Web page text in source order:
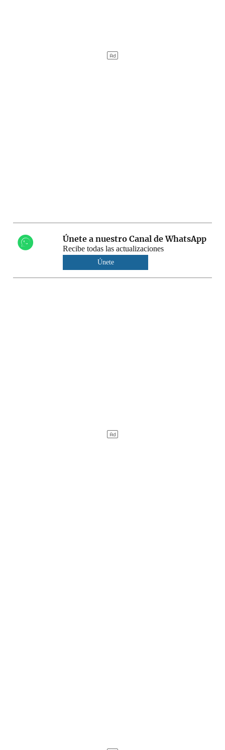
Únete a nuestro Canal de WhatsApp
Recibe todas las actualizaciones
Únete